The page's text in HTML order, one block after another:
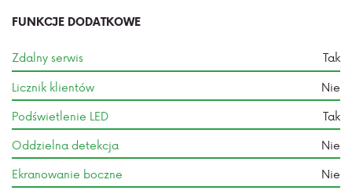
FUNKCJE DODATKOWE
Zdalny serwis
Tak
Licznik klientów
Nie
Podświetlenie LED
Tak
Oddzielna detekcja
Nie
Ekranowanie boczne
Nie